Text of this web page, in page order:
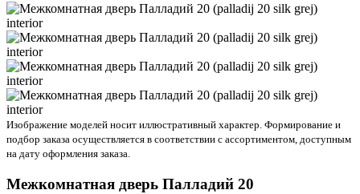
Изображение моделей носит иллюстративный характер. Формирование и
подбор заказа осуществляется в соответствии с ассортиментом, доступным
на дату оформления заказа.
Межкомнатная дверь Палладий 20